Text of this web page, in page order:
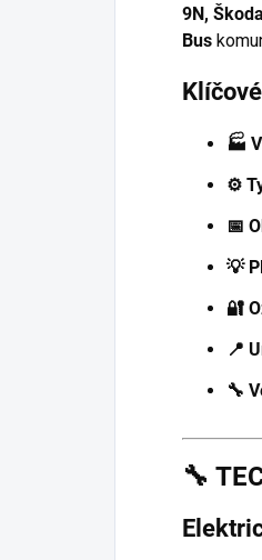
9N,
Bus
🏭
⚙️
📅
💡
🔐
📍
🔧
🔧